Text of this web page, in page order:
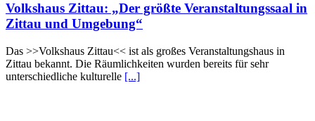
Volkshaus Zittau: „Der größte Veranstaltungssaal in
Zittau und Umgebung“
Das >>Volkshaus Zittau<< ist als großes Veranstaltungshaus in
Zittau bekannt. Die Räumlichkeiten wurden bereits für sehr
unterschiedliche kulturelle [...]